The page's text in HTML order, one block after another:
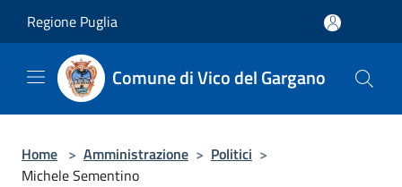
Regione Puglia
Comune di Vico del Gargano
Home > Amministrazione > Politici >
Michele Sementino